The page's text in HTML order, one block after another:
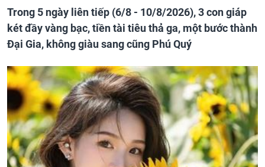
Trong 5 ngày liên tiếp (6/8 - 10/8/2026), 3 con giáp
két đầy vàng bạc, tiền tài tiêu thả ga, một bước thành
Đại Gia, không giàu sang cũng Phú Quý